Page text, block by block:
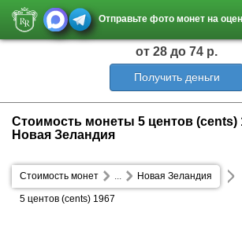
Отправьте фото монет на
от 28 до 74 р.
Получить деньги
Стоимость монеты 5 центов (cents)
Новая Зеландия
Стоимость монет Новая Зеландия
...
5 центов (cents) 1967